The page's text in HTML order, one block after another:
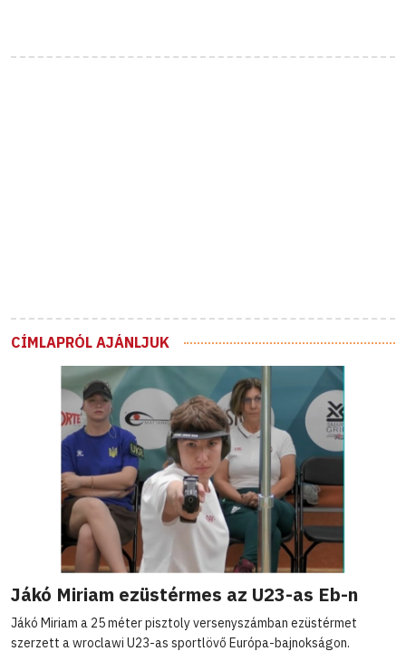
CÍMLAPRÓL AJÁNLJUK
Jákó Miriam ezüstérmes az U23-as Eb-n
Jákó Miriam a 25 méter pisztoly versenyszámban ezüstérmet
szerzett a wroclawi U23-as sportlövő Európa-bajnokságon.